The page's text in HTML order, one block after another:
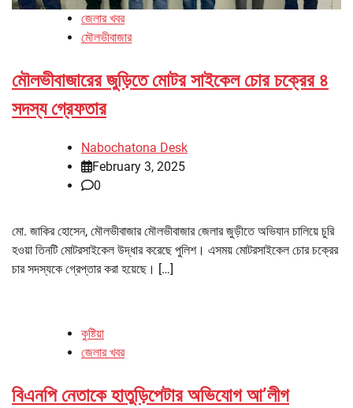
জেলার খবর
মৌলভীবাজার
মৌলভীবাজারের জুড়িতে মোটর সাইকেল চোর চক্রের ৪
সদস্য গ্রেফতার
Nabochatona Desk
February 3, 2025
0
মো. জাকির হোসেন, মৌলভীবাজার মৌলভীবাজার জেলার জুড়ীতে অভিযান চালিয়ে চুরি
হওয়া তিনটি মোটরসাইকেল উদ্ধার করেছে পুলিশ। এসময় মোটরসাইকেল চোর চক্রের
চার সদস্যকে গ্রেপ্তার করা হয়েছে। […]
কুষ্টিয়া
জেলার খবর
বিএনপি নেতাকে হাতুড়িপেটার অভিযোগ আ’লীগ